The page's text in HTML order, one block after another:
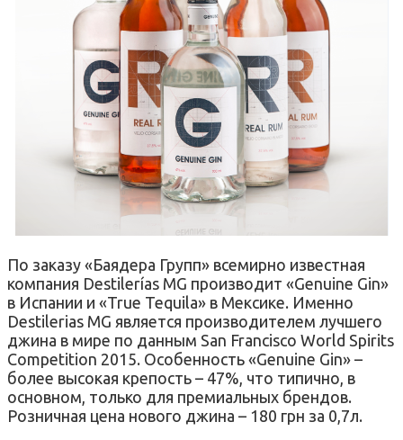
По заказу «Баядера Групп» всемирно известная
компания Destilerías MG производит «Genuine Gin»
в Испании и «True Tequila» в Мексике. Именно
Destilerias MG является производителем лучшего
джина в мире по данным San Francisco World Spirits
Competition 2015. Особенность «Genuine Gin» –
более высокая крепость – 47%, что типично, в
основном, только для премиальных брендов.
Розничная цена нового джина – 180 грн за 0,7л.